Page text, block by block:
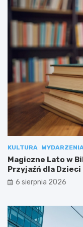
KULTURA WYDARZENIA
Magiczne Lato w
Przyjaźń dla Dzieci
6 sierpnia 2026